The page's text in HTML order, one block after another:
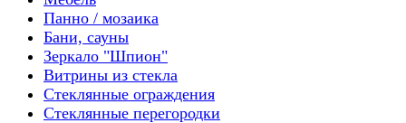
Панно / мозаика
Бани, сауны
Зеркало "Шпион"
Витрины из стекла
Стеклянные ограждения
Стеклянные перегородки